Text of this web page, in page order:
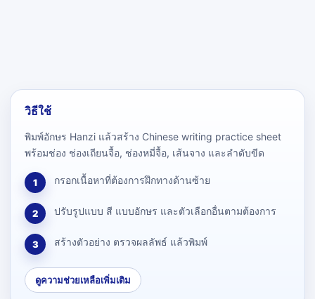
วิธีใช้
พิมพ์อักษร Hanzi แล้วสร้าง Chinese writing practice sheet
พร้อมช่อง ช่องเถียนจื้อ, ช่องหมี่จื้อ, เส้นจาง และลำดับขีด
1 กรอกเนื้อหาที่ต้องการฝึกทางด้านซ้าย
2 ปรับรูปแบบ สี แบบอักษร และตัวเลือกอื่นตามต้องการ
3 สร้างตัวอย่าง ตรวจผลลัพธ์ แล้วพิมพ์
ดูความช่วยเหลือเพิ่มเติม